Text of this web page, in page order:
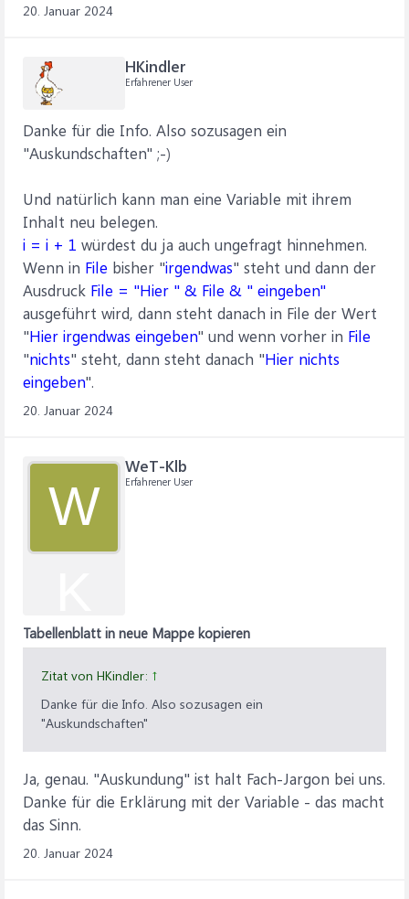
20. Januar 2024
HKindler
Erfahrener User
Danke für die Info. Also sozusagen ein
"Auskundschaften" ;-)
Und natürlich kann man eine Variable mit ihrem
Inhalt neu belegen.
i = i + 1 würdest du ja auch ungefragt hinnehmen.
Wenn in File bisher "irgendwas" steht und dann der
Ausdruck File = "Hier " & File & " eingeben"
ausgeführt wird, dann steht danach in File der Wert
"Hier irgendwas eingeben" und wenn vorher in File
"nichts" steht, dann steht danach "Hier nichts
eingeben".
20. Januar 2024
W
WeT-Klb
Erfahrener User
Tabellenblatt in neue Mappe kopieren
Zitat von HKindler: ↑
Danke für die Info. Also sozusagen ein
"Auskundschaften"
Ja, genau. "Auskundung" ist halt Fach-Jargon bei uns.
Danke für die Erklärung mit der Variable - das macht
das Sinn.
20. Januar 2024